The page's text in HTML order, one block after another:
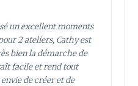
un excellent moments
2 ateliers, Cathy est
bien la démarche de
facile et rend tout
de créer et de